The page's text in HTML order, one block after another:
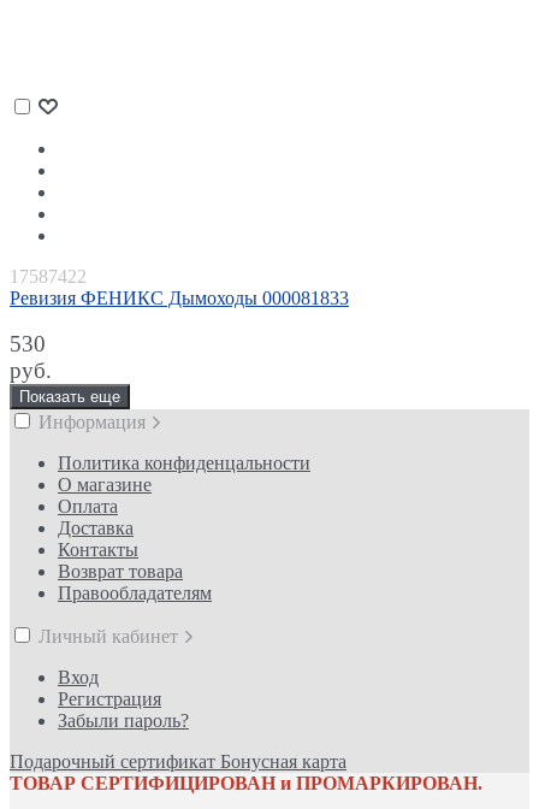
17587422
Ревизия ФЕНИКС Дымоходы 000081833
530
руб.
Показать еще
Информация
Политика конфиденцальности
О магазине
Оплата
Доставка
Контакты
Возврат товара
Правообладателям
Личный кабинет
Вход
Регистрация
Забыли пароль?
Подарочный сертификат Бонусная карта
ТОВАР СЕРТИФИЦИРОВАН и ПРОМАРКИРОВАН.